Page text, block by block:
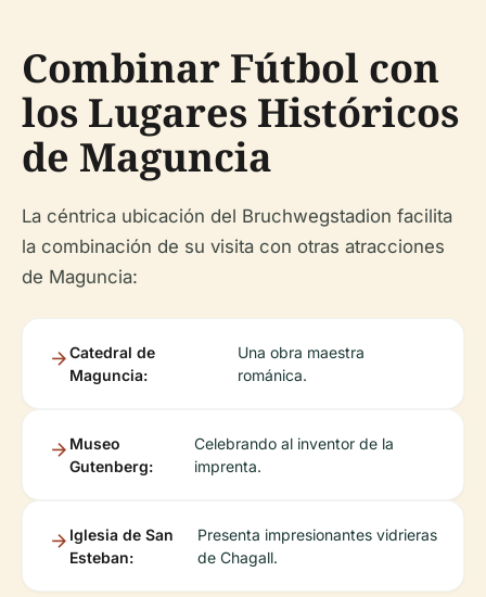
Combinar Fútbol con
los Lugares Históricos
de Maguncia
La céntrica ubicación del Bruchwegstadion facilita
la combinación de su visita con otras atracciones
de Maguncia:
Catedral de
Maguncia:
Una obra maestra
románica.
Museo
Gutenberg:
Celebrando al inventor de la
imprenta.
Iglesia de San
Esteban:
Presenta impresionantes vidrieras
de Chagall.